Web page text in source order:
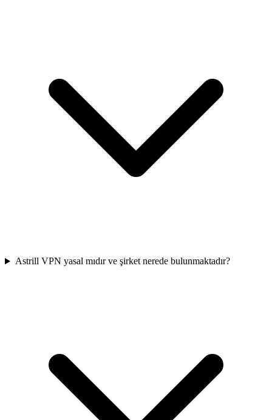
Astrill VPN yasal mıdır ve şirket nerede bulunmaktadır?